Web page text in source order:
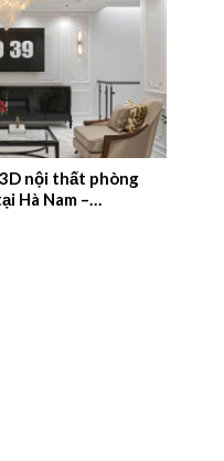
nội thất phòng
Hà Nam –